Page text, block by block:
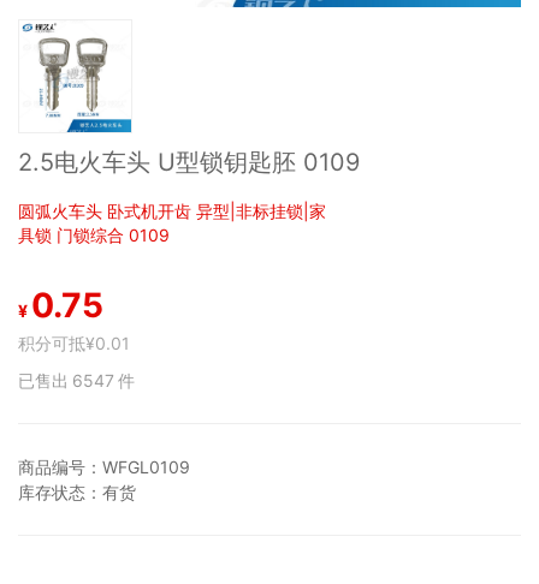
2.5电火车头 U型锁钥匙胚 0109
圆弧火车头 卧式机开齿 异型|非标挂锁|家
具锁 门锁综合 0109
¥ 0.75
积分可抵¥0.01
已售出 6547 件
商品编号： WFGL0109
库存状态： 有货